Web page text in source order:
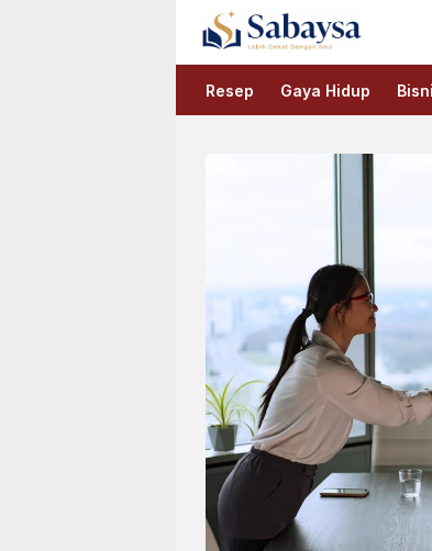
Sabaysa
Lebih Dekat Dengan Ilmu
Resep Gaya Hidup